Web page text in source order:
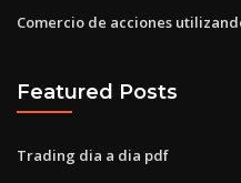
Comercio de acciones
Featured Posts
Trading dia a dia pdf